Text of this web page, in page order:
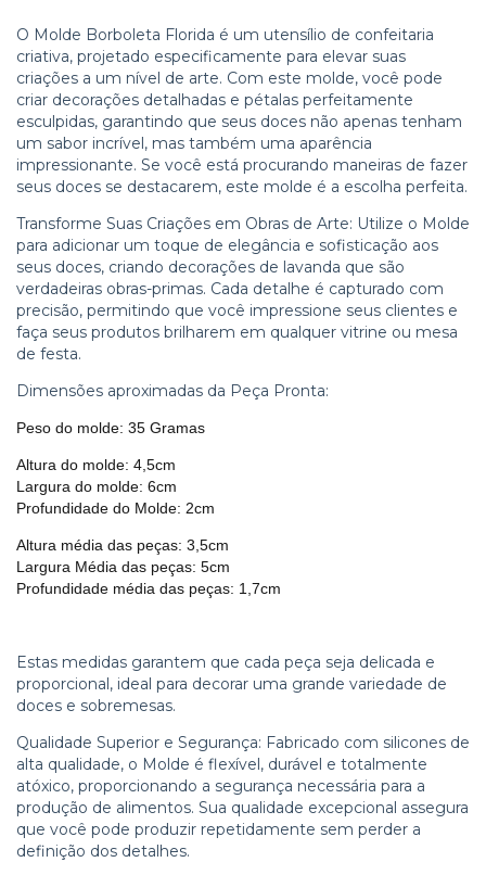
O Molde Borboleta Florida é um utensílio de confeitaria
criativa, projetado especificamente para elevar suas
criações a um nível de arte. Com este molde, você pode
criar decorações detalhadas e pétalas perfeitamente
esculpidas, garantindo que seus doces não apenas tenham
um sabor incrível, mas também uma aparência
impressionante. Se você está procurando maneiras de fazer
seus doces se destacarem, este molde é a escolha perfeita.
Transforme Suas Criações em Obras de Arte: Utilize o Molde
para adicionar um toque de elegância e sofisticação aos
seus doces, criando decorações de lavanda que são
verdadeiras obras-primas. Cada detalhe é capturado com
precisão, permitindo que você impressione seus clientes e
faça seus produtos brilharem em qualquer vitrine ou mesa
de festa.
Dimensões aproximadas da Peça Pronta:
Peso do molde: 35 Gramas
Altura do molde: 4,5cm
Largura do molde: 6cm
Profundidade do Molde: 2cm
Altura média das peças: 3,5cm
Largura Média das peças: 5cm
Profundidade média das peças: 1,7cm
Estas medidas garantem que cada peça seja delicada e
proporcional, ideal para decorar uma grande variedade de
doces e sobremesas.
Qualidade Superior e Segurança: Fabricado com silicones de
alta qualidade, o Molde é flexível, durável e totalmente
atóxico, proporcionando a segurança necessária para a
produção de alimentos. Sua qualidade excepcional assegura
que você pode produzir repetidamente sem perder a
definição dos detalhes.